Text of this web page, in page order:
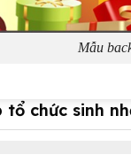
Mẫu
chức sinh